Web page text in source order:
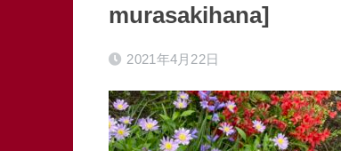
murasakihana]
2021年4月22日